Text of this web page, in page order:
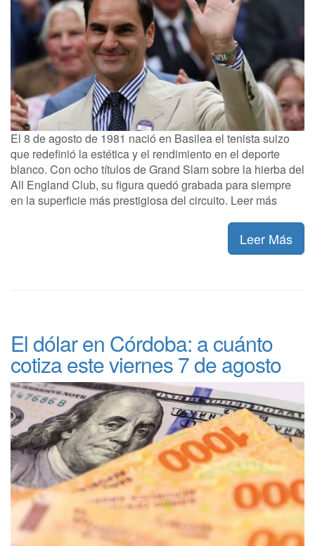
El 8 de agosto de 1981 nació en Basilea el tenista suizo
que redefinió la estética y el rendimiento en el deporte
blanco. Con ocho títulos de Grand Slam sobre la hierba del
All England Club, su figura quedó grabada para siempre
en la superficie más prestigiosa del circuito. Leer más
Leer Más
El dólar en Córdoba: a cuánto
cotiza este viernes 7 de agosto